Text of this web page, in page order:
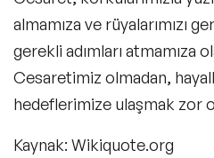
almamıza ve rüyalarımızı
gerekli adımları atmamıza
Cesaretimiz olmadan,
hedeflerimize ulaşmak zor
Kaynak: Wikiquote.org